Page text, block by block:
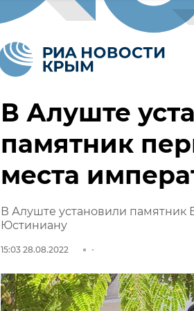
В Алуште
памятник
места
В Алуште установили памятник
Юстиниану
15:03 28.08.2022